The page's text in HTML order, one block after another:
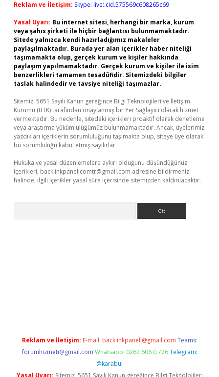
Reklam ve İletişim: Skype: live:.cid.575569c608265c69
Yasal Uyarı: Bu internet sitesi, herhangi bir marka, kurum
veya şahıs şirketi ile hiçbir bağlantısı bulunmamaktadır.
Sitede yalnızca kendi hazırladığımız makaleler
paylaşılmaktadır. Burada yer alan içerikler haber niteliği
taşımamakta olup, gerçek kurum ve kişiler hakkında
paylaşım yapılmamaktadır. Gerçek kurum ve kişiler ile isim
benzerlikleri tamamen tesadüfidir. Sitemizdeki bilgiler
taslak halindedir ve tavsiye niteliği taşımazlar.
Sitemiz, 5651 Sayılı Kanun gereğince Bilgi Teknolojileri ve İletişim
Kurumu (BTK) tarafından onaylanmış bir Yer Sağlayıcı olarak hizmet
vermektedir. Bu nedenle, sitedeki içerikleri proaktif olarak denetleme
veya araştırma yükümlülüğümüz bulunmamaktadır. Ancak, üyelerimiz
yazdıkları içeriklerin sorumluluğunu taşımakta olup, siteye üye olarak
bu sorumluluğu kabul etmiş sayılırlar.
Hukuka ve yasal düzenlemelere aykırı olduğunu düşündüğünüz
içerikleri, backlinkpanelicomtr@gmail.com adresine bildirmeniz
halinde, ilgili içerikler yasal süre içerisinde sitemizden kaldırılacaktır.
Reklam ve İletişim: E-mail: backlinkpaneli@gmail.com Teams:
forumhizmeti@gmail.com Whatsapp: 0262 606 0 726 Telegram:
@karabul
Yasal Uyarı: Sitemiz, 5651 Sayılı Kanun gereğince Bilgi Teknolojileri